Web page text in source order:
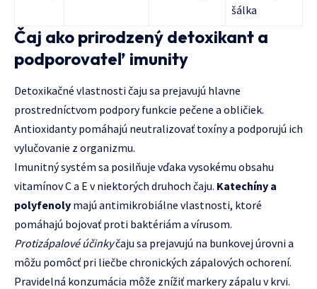
šálka
Čaj ako prirodzený detoxikant a
podporovateľ imunity
Detoxikačné vlastnosti čaju sa prejavujú hlavne
prostredníctvom podpory funkcie pečene a obličiek.
Antioxidanty pomáhajú neutralizovať toxíny a podporujú ich
vylučovanie z organizmu.
Imunitný systém sa posilňuje vďaka vysokému obsahu
vitamínov C a E v niektorých druhoch čaju. Katechíny a
polyfenoly majú antimikrobiálne vlastnosti, ktoré
pomáhajú bojovať proti baktériám a vírusom.
Protizápalové účinkyčaju sa prejavujú na bunkovej úrovni a
môžu pomôcť pri liečbe chronických zápalových ochorení.
Pravidelná konzumácia môže znížiť markery zápalu v krvi.